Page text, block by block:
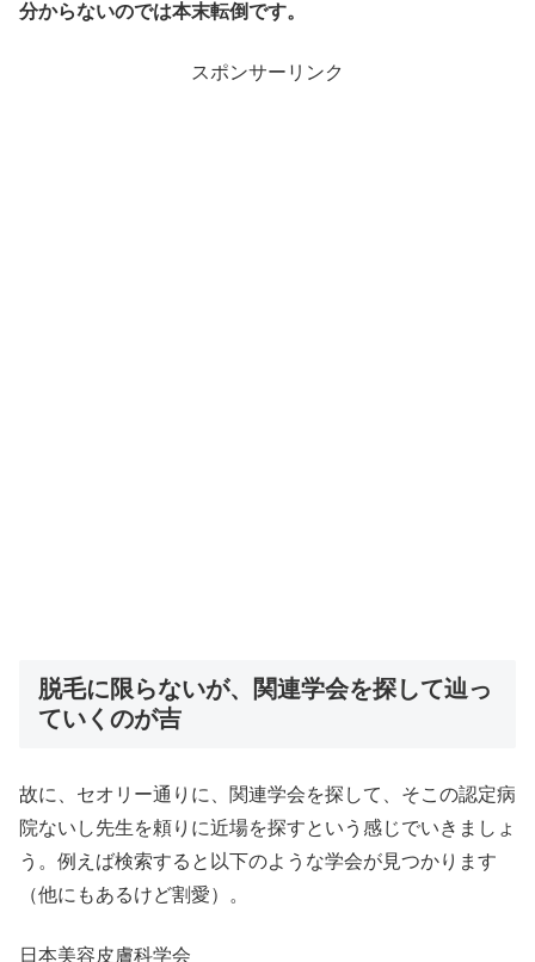
分からないのでは本末転倒です。
スポンサーリンク
脱毛に限らないが、関連学会を探して辿っ
ていくのが吉
故に、セオリー通りに、関連学会を探して、そこの認定病
院ないし先生を頼りに近場を探すという感じでいきましょ
う。例えば検索すると以下のような学会が見つかります
（他にもあるけど割愛）。
日本美容皮膚科学会